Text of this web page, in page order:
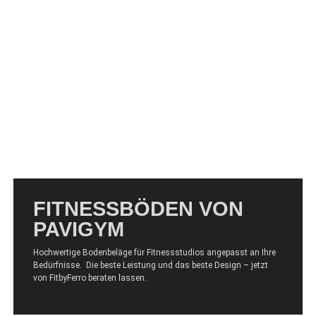
FITNESSBÖDEN VON
PAVIGYM
Hochwertige Bodenbeläge für Fitnessstudios angepasst an Ihre
Bedürfnisse. Die beste Leistung und das beste Design – jetzt
von FitbyFerro beraten lassen.